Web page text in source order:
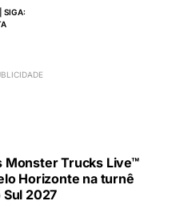
SIGA:
Monster Trucks Live™
Horizonte na turnê
2027